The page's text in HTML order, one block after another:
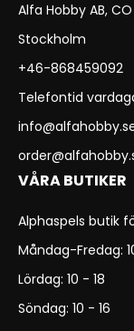
Alfa Hobby AB,
Stockholm
+46-868459092
Telefontid
VÅRA BUTIKER
Alphaspels butik
Måndag-Fredag:
Lördag: 10 - 18
Söndag: 10 - 16